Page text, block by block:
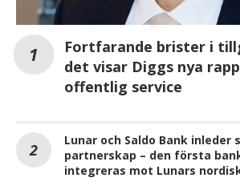
Fortfarande brister i
det visar Diggs nya
offentlig service
Lunar och Saldo Bank
partnerskap – den första
integreras mot Lunars